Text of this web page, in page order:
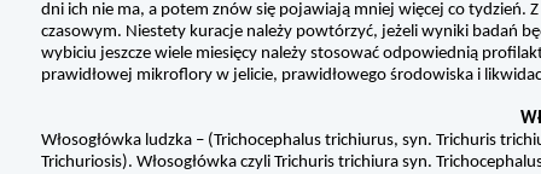
dni ich nie ma, a potem znów się pojawiają mniej więcej co tydzień.
czasowym. Niestety kuracje należy powtórzyć, jeżeli wyniki badań
wybiciu jeszcze wiele miesięcy należy stosować odpowiednią
prawidłowej mikroflory w jelicie, prawidłowego środowiska i
Włosogłówka ludzka – (Trichocephalus trichiurus, syn. Trichuris
Trichuriosis). Włosogłówka czyli Trichuris trichiura syn.